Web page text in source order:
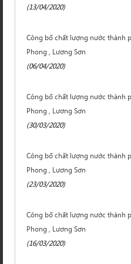
(13/04/2020)
Công bố chất lượng nước thành
Phong , Lương Sơn
(06/04/2020)
Công bố chất lượng nước thành
Phong , Lương Sơn
(30/03/2020)
Công bố chất lượng nước thành
Phong , Lương Sơn
(23/03/2020)
Công bố chất lượng nước thành
Phong , Lương Sơn
(16/03/2020)